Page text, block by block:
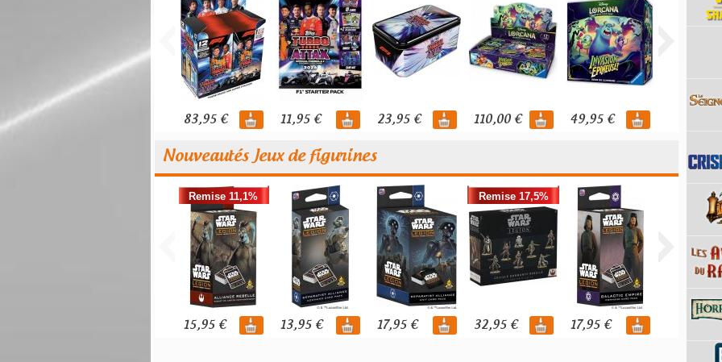
83,95 € 11,95 € 23,95 € 110,00 € 49,95 €
Nouveautés Jeux de figurines
Remise 11,1%
15,95 € 13,95 € 17,95 €
Remise 17,5%
32,95 € 17,95 €